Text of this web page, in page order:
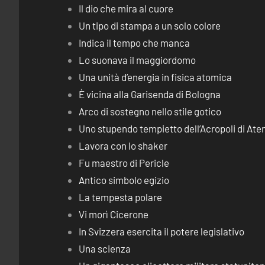
Il dio che mira al cuore
Un tipo di stampa a un solo colore
Indica il tempo che manca
Lo suonava il maggiordomo
Una unità d’energia in fisica atomica
È vicina alla Garisenda di Bologna
Arco di sostegno nello stile gotico
Uno stupendo tempietto dell’Acropoli di
Lavora con lo shaker
Fu maestro di Pericle
Antico simbolo egizio
La tempesta polare
Vi morì Cicerone
In Svizzera esercita il potere legislativo
Una scienza